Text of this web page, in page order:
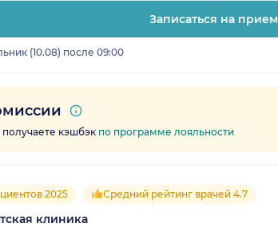
Записаться на прием
(10.08) после 09:00
кэшбэк по программе лояльности
2025 Средний рейтинг врачей 4.7
клиника